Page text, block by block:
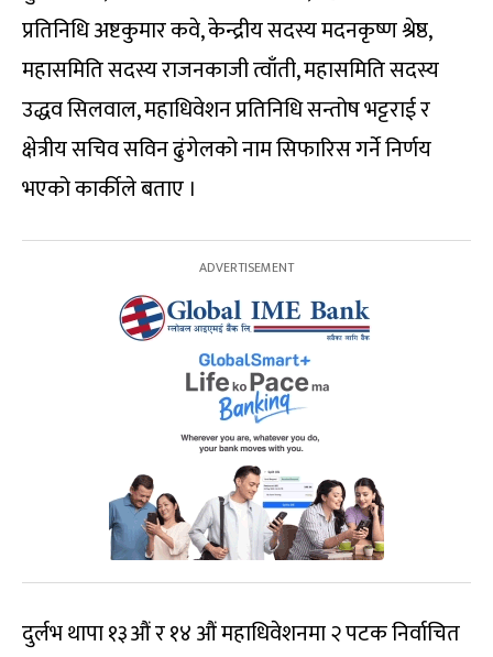
प्रतिनिधि अष्टकुमार कवे, केन्द्रीय सदस्य मदनकृष्ण श्रेष्ठ,
महासमिति सदस्य राजनकाजी त्वाँती, महासमिति सदस्य
उद्धव सिलवाल, महाधिवेशन प्रतिनिधि सन्तोष भट्टराई र
क्षेत्रीय सचिव सविन ढुंगेलको नाम सिफारिस गर्ने निर्णय
भएको कार्कीले बताए ।
दुर्लभ थापा १३औं र १४ औं महाधिवेशनमा २ पटक निर्वाचित